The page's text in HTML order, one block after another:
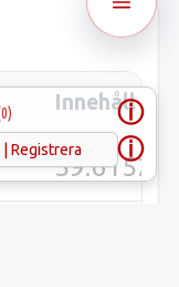
ⓘ
Registrera ⓘ
Innehåll